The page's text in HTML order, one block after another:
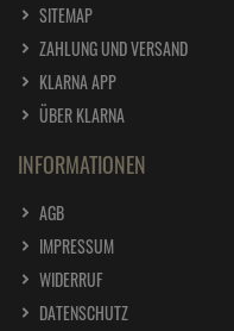
SITEMAP
ZAHLUNG UND VERSAND
KLARNA APP
ÜBER KLARNA
INFORMATIONEN
AGB
IMPRESSUM
WIDERRUF
DATENSCHUTZ